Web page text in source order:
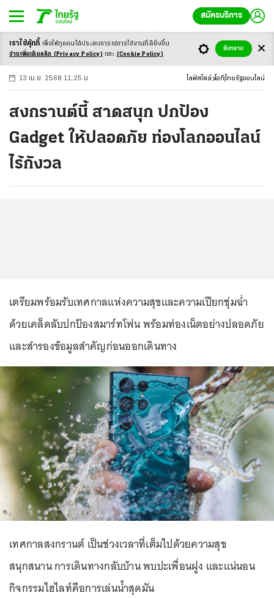
สมัครบริการ
-ก ก ก+
13 เม.ย. 2568 11:25 น. ไลฟ์สไตล์ ไอที ไทยรัฐออนไลน์
สงกรานต์นี้ สาดสนุก ปกป้อง
Gadget ให้ปลอดภัย ท่องโลกออนไลน์
ไร้กังวล
เตรียมพร้อมรับเทศกาลแห่งความสุขและความเปียกชุ่มฉ่ำ
ด้วยเคล็ดลับปกป้องสมาร์ทโฟน พร้อมท่องเน็ตอย่างปลอดภัย
และสำรองข้อมูลสำคัญก่อนออกเดินทาง
เทศกาลสงกรานต์ เป็นช่วงเวลาที่เต็มไปด้วยความสุข
สนุกสนาน การเดินทางกลับบ้าน พบปะเพื่อนฝูง และแน่นอน
กิจกรรมไฮไลท์คือการเล่นน้ำสุดมัน
เราใช้คุ้กกี้ เพื่อให้ทุกคนได้ประสบการณ์การใช้งานที่ดียิ่งขึ้น
อ่านเพิ่มเติมคลิก (Privacy Policy) และ (Cookie Policy)
รับทราบ